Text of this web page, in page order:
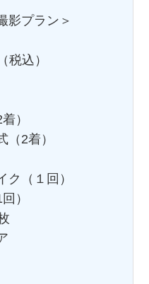
影プラン＞
込）
）
（2着）
ク（１回）
）